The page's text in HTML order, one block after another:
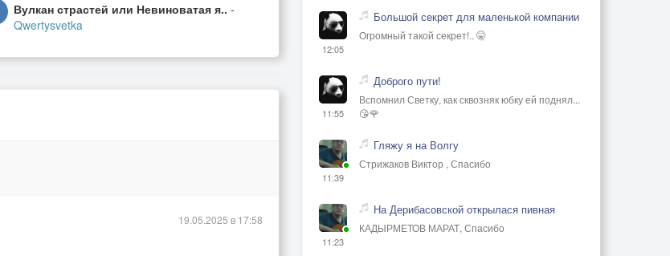
Вулкан страстей или Невиноватая я.. -
Qwertysvetka
19.05.2025 в 17:58
12:05
Большой секрет для маленькой компании
Огромный такой секрет!.. 🤫
11:55
Доброго пути!
Вспомнил Светку, как сквозняк юбку ей поднял...
😘🌹
11:39
Гляжу я на Волгу
Стрижаков Виктор , Спасибо
11:23
На Дерибасовской открылася пивная
КАДЫРМЕТОВ МАРАТ, Спасибо